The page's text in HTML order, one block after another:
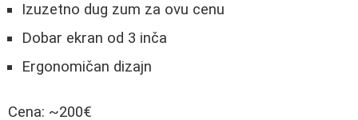
Izuzetno dug zum za ovu cenu
Dobar ekran od 3 inča
Ergonomičan dizajn
Cena: ~200€